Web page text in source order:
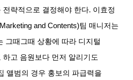
전략적으로 결정해야 한다. 이효정
and Contents)팀 매니저는
그때그때 상황에 따라 디지털
고 음원보다 먼저 알리기도
앨범의 경우 홍보의 파급력을